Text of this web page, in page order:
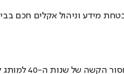
מידע וניהול אקלים חכם